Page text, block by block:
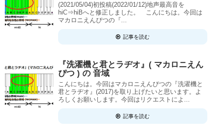
(2021/05/04)初投稿(2022/01/12)地声最高音を
hiC⇒hiBへと修正しました。 こんにちは。今回は
マカロニえんぴつの『...
記事を読む
『洗濯機と君とラヂオ』( マカロニえん
ぴつ ) の 音域
こんにちは。今回はマカロニえんぴつの『洗濯機と
君とラヂオ』(2017)を取り上げたいと思います。よ
ろしくお願いします。今回はリクエストによ...
記事を読む